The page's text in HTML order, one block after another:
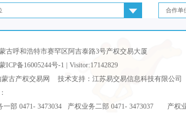
合作单
古呼和浩特市赛罕区阿吉泰路3号产权交易大厦
ICP备16005244号-1 | Visitor:17142829
蒙古产权交易网 技术支持：江苏易交易信息科技有限公司
一部 0471- 3473034 产权业务二部 0471- 3473037 产权